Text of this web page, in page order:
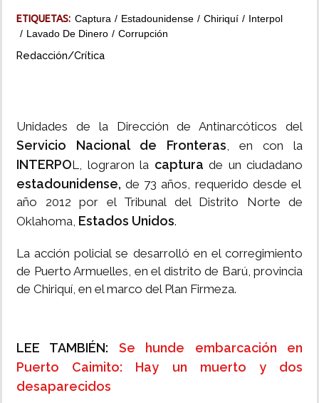
ETIQUETAS: Captura Estadounidense Chiriquí
Interpol
Lavado De Dinero
Corrupción
Redacción/Crítica
Unidades de la Dirección de Antinarcóticos del
Servicio Nacional de Fronteras, en con la
INTERPOL, lograron la captura de un ciudadano
estadounidense, de 73 años, requerido desde el
año 2012 por el Tribunal del Distrito Norte de
Oklahoma, Estados Unidos.
La acción policial se desarrolló en el corregimiento
de Puerto Armuelles, en el distrito de Barú, provincia
de Chiriquí, en el marco del Plan Firmeza.
LEE TAMBIÉN: Se hunde embarcación en
Puerto Caimito: Hay un muerto y dos
desaparecidos